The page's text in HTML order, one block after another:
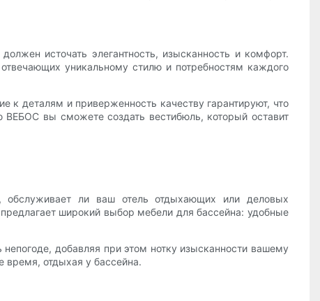
источать элегантность, изысканность и комфорт.
уникальному стилю и потребностям каждого
деталям и приверженность качеству гарантируют, что
вы сможете создать вестибюль, который оставит
обслуживает ли ваш отель отдыхающих или деловых
широкий выбор мебели для бассейна: удобные
добавляя при этом нотку изысканности вашему
отдыхая у бассейна.